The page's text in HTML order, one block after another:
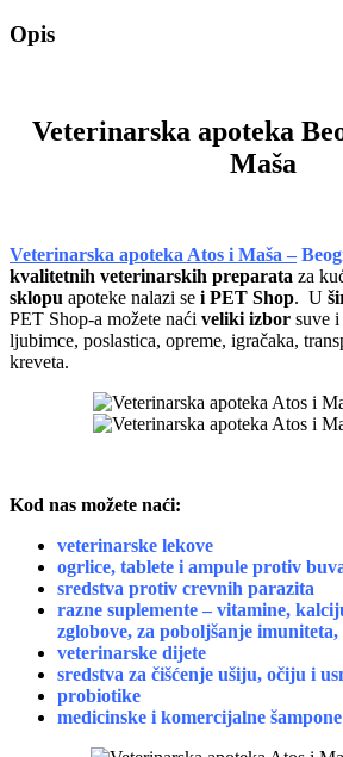
Opis
Veterinarska apoteka
Maša
Veterinarska apoteka Atos i Maša –
kvalitetnih veterinarskih preparata za
sklopu apoteke nalazi se i PET Shop. U
PET Shop-a možete naći veliki izbor suve i
ljubimce, poslastica, opreme, igračaka,
kreveta.
Kod nas možete naći:
veterinarske lekove
ogrlice, tablete i ampule protiv
sredstva protiv crevnih parazita
razne suplemente – vitamine,
zglobove, za poboljšanje
veterinarske dijete
sredstva za čišćenje ušiju, očiju i
probiotike
medicinske i komercijalne